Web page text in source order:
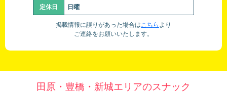
定休日 日曜
掲載情報に誤りがあった場合はこちら より
ご連絡をお願いいたします。
田原・豊橋・新城エリアのスナック